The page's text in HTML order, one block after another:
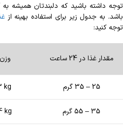
توجه داشته باشید که دلبندتان همیشه
باشد. به جدول زیر برای استفاده بهینه از
توجه کنید:
مقدار غذا در 24 ساعت
25 – 35 گرم kg
35 – 55 گرم kg